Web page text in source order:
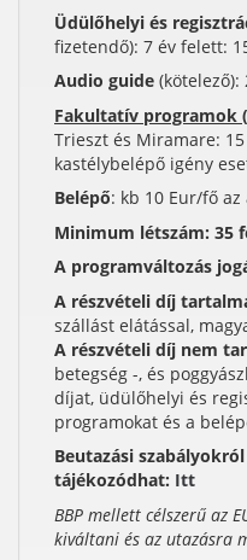
Üdülőhelyi és
fizetendő): 7 év felett:
Audio guide (kötelező):
Fakultatív programok
Trieszt és Miramare:
kastélybelépő igény
Belépő: kb 10 Eur/fő
Minimum létszám: 35
A programváltozás
A részvételi díj
szállást elátással,
A részvételi díj nem
betegség -, és
díjat, üdülőhelyi és
programokat és a
Beutazási
tájékozódhat: Itt
BBP mellett célszerű az
kiváltani és az utazásra